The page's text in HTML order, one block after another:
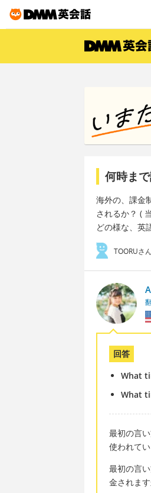
何時ま
海外の、課金
されるか？ (
どの様な、英
TOORUさん
回答
What
What
最初の言
使われてい
最初の言
金されま